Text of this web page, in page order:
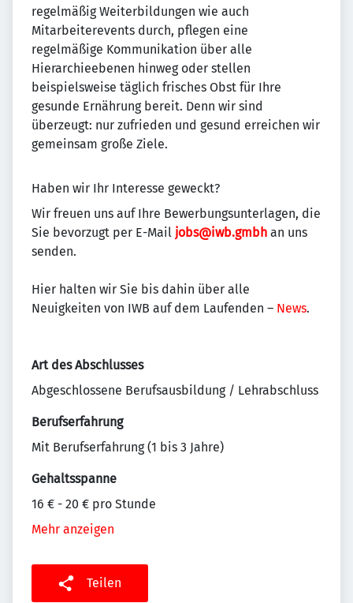
regelmäßig Weiterbildungen wie auch
Mitarbeiterevents durch, pflegen eine
regelmäßige Kommunikation über alle
Hierarchieebenen hinweg oder stellen
beispielsweise täglich frisches Obst für Ihre
gesunde Ernährung bereit. Denn wir sind
überzeugt: nur zufrieden und gesund erreichen wir
gemeinsam große Ziele.
Haben wir Ihr Interesse geweckt?
Wir freuen uns auf Ihre Bewerbungsunterlagen, die
Sie bevorzugt per E-Mail jobs@iwb.gmbh an uns
senden.
Hier halten wir Sie bis dahin über alle
Neuigkeiten von IWB auf dem Laufenden – News.
Art des Abschlusses
Abgeschlossene Berufsausbildung / Lehrabschluss
Berufserfahrung
Mit Berufserfahrung (1 bis 3 Jahre)
Gehaltsspanne
16 € - 20 € pro Stunde
Mehr anzeigen
Teilen